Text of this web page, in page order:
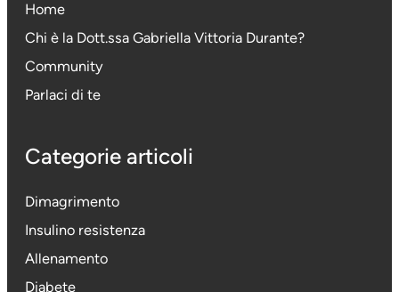
Home
Chi è la Dott.ssa Gabriella Vittoria Durante?
Community
Parlaci di te
Categorie articoli
Dimagrimento
Insulino resistenza
Allenamento
Diabete